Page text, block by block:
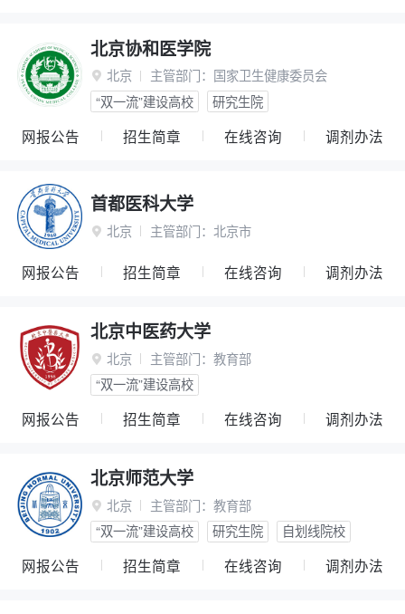
北京协和医学院
 北京 主管部门： 国家卫生健康委员会
“双一流”建设高校
研究生院
网报公告 招生简章 在线咨询 调剂办法
首都医科大学
 北京 主管部门： 北京市
网报公告 招生简章 在线咨询 调剂办法
北京中医药大学
 北京 主管部门： 教育部
“双一流”建设高校
网报公告 招生简章 在线咨询 调剂办法
北京师范大学
 北京 主管部门： 教育部
“双一流”建设高校
研究生院 自划线院校
网报公告 招生简章 在线咨询 调剂办法